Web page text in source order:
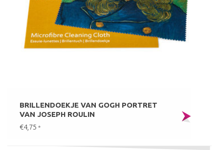
BRILLENDOEKJE VAN GOGH PORTRET
VAN JOSEPH ROULIN
€4,75 *